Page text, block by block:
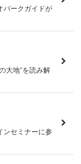
パークガイドが
大地”を読み解
ンセミナーに参